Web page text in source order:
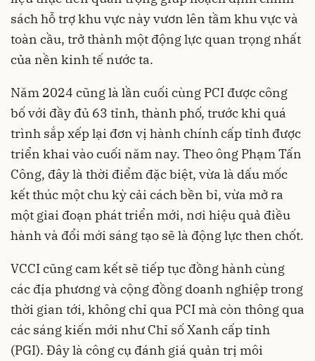
sách hỗ trợ khu vực này vươn lên tầm khu vực và
toàn cầu, trở thành một động lực quan trọng nhất
của nền kinh tế nước ta.
Năm 2024 cũng là lần cuối cùng PCI được công
bố với đầy đủ 63 tỉnh, thành phố, trước khi quá
trình sắp xếp lại đơn vị hành chính cấp tỉnh được
triển khai vào cuối năm nay. Theo ông Phạm Tấn
Công, đây là thời điểm đặc biệt, vừa là dấu mốc
kết thúc một chu kỳ cải cách bền bỉ, vừa mở ra
một giai đoạn phát triển mới, nơi hiệu quả điều
hành và đổi mới sáng tạo sẽ là động lực then chốt.
VCCI cũng cam kết sẽ tiếp tục đồng hành cùng
các địa phương và cộng đồng doanh nghiệp trong
thời gian tới, không chỉ qua PCI mà còn thông qua
các sáng kiến mới như Chỉ số Xanh cấp tỉnh
(PGI). Đây là công cụ đánh giá quản trị môi